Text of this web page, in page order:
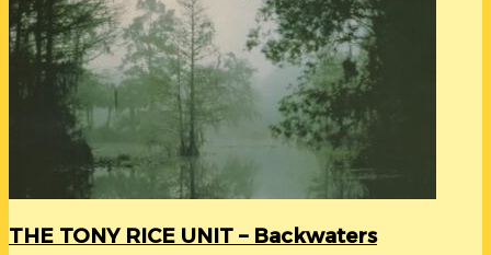
THE TONY RICE UNIT – Backwaters